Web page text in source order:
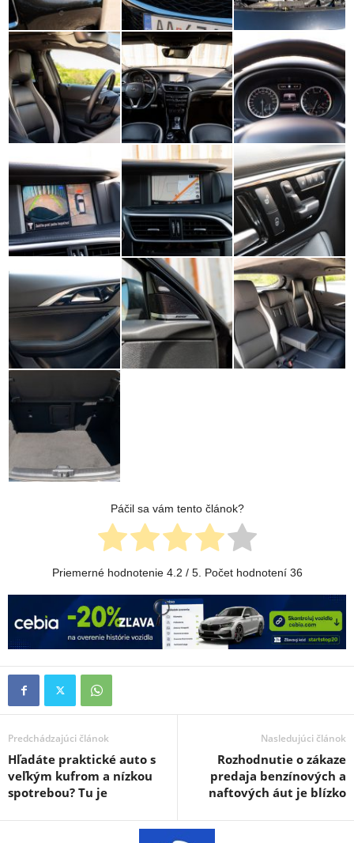
Páčil sa vám tento článok?
Priemerné hodnotenie 4.2 / 5. Počet hodnotení 36
Predchádzajúci článok
Hľadáte praktické auto s
veľkým kufrom a nízkou
spotrebou? Tu je
Nasledujúci článok
Rozhodnutie o zákaze
predaja benzínových a
naftových áut je blízko